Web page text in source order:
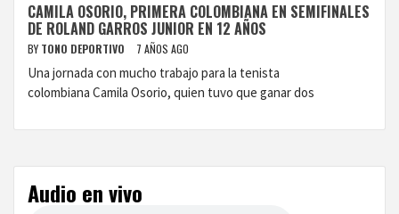
CAMILA OSORIO, PRIMERA COLOMBIANA EN SEMIFINALES
DE ROLAND GARROS JUNIOR EN 12 AÑOS
BY TONO DEPORTIVO 7 AÑOS AGO
Una jornada con mucho trabajo para la tenista
colombiana Camila Osorio, quien tuvo que ganar dos
Audio en vivo